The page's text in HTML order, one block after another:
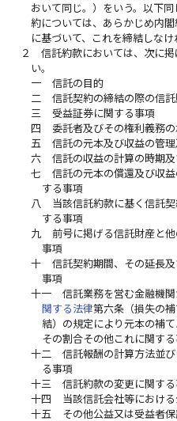
おいて同じ。）をいう。以下
約については、あらかじめ内
に基づいて、これを締結しなけ
２
信託約款においては、次に
い。
一
信託の目的
二
信託契約の締結の際の信
三
受益証券に関する事項
四
委託者及びその権利義務
五
信託の元本及び収益の管
六
信託の収益の計算の時期
七
信託の元本の償還及び収
する事項
八
当該信託約款に基く信託
する事項
九
前号に掲げる信託財産と
事項
十
信託契約期間、その延長
事項
十一
信託業務を営む金融機
関する法律第六条（損失の
結）の規定により元本の補
その割合その他これに関す
十二
信託報酬の計算方法並
る事項
十三
信託約款の変更に関す
十四
当該信託会社等におけ
十五
その他公益又は受益者